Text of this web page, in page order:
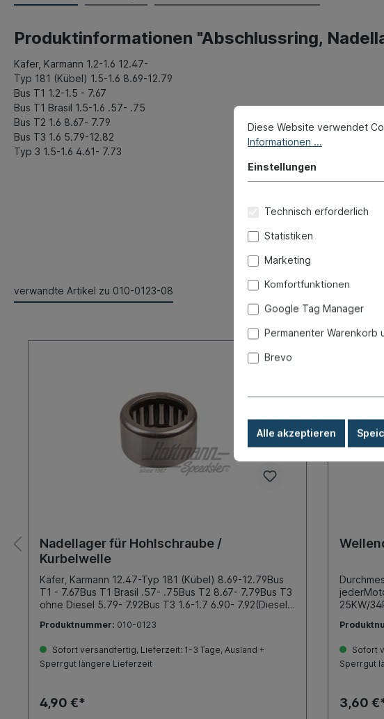
Produktinformationen "Abschlussring,
Käfer, Karmann 1.2-1.6 12.47-
Typ 181 (Kübel) 1.5-1.6 8.69-12.79
Bus T1 1.2-1.5 - 7.67
Bus T1 Brasil 1.5-1.6 .57- .75
Bus T2 1.6 8.67- 7.79
Bus T3 1.6 5.79-12.82
Typ 3 1.5-1.6 4.61- 7.73
verwandte Artikel zu 010-0123-08
Nadellager für Hohlschraube /
Kurbelwelle
Käfer, Karmann 12.47-Typ 181 (Kübel) 8.69-12.79Bus
T1 - 7.67Bus T1 Brasil .57- .75Bus T2 8.67- 7.79Bus T3
ohne Diesel 5.79- 7.92Bus T3 1.6-1.7 6.90- 7.92(Diesel
8.68- 7.74Porsche 914/4 1.7-2.0 8.69- 7.76Porsche
Produktnummer: 010-0123
Sofort versandfertig, Lieferzeit: 1-3 Tage, Ausland +
Sperrgut längere Lieferzeit
4,90 €*
25KW/
T1 Brasil 1.5-1.6 .60- .75Bus T2 1.6 8.67- 7.79Bus T3
010-
Sofort
Sperrgut
3,60
Diese Website verwendet
Informationen ...
Einstellungen
Technisch erforderlich
Statistiken
Marketing
Komfortfunktionen
Google Tag Manager
Permanenter Warenkorb
Brevo
Alle akzeptieren